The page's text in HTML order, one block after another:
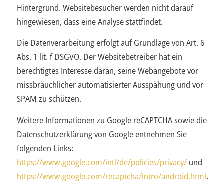
Hintergrund. Websitebesucher werden nicht darauf
hingewiesen, dass eine Analyse stattfindet.
Die Datenverarbeitung erfolgt auf Grundlage von Art. 6
Abs. 1 lit. f DSGVO. Der Websitebetreiber hat ein
berechtigtes Interesse daran, seine Webangebote vor
missbräuchlicher automatisierter Ausspähung und vor
SPAM zu schützen.
Weitere Informationen zu Google reCAPTCHA sowie die
Datenschutzerklärung von Google entnehmen Sie
folgenden Links:
https://www.google.com/intl/de/policies/privacy/und
https://www.google.com/recaptcha/intro/android.html.